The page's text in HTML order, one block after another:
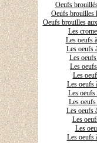
Oeufs
Oeufs brouilles
Oeufs brouilles
Les
Les oeufs
Les oeufs
Les
Les
Les
Les oeufs
Les oeufs
Les oeufs
Les oeufs
Les
Les
Les oeufs